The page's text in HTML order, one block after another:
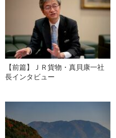
【前篇】ＪＲ貨物・真貝康一社
長インタビュー